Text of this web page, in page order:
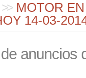
>> MOTOR
14-03-
anuncios